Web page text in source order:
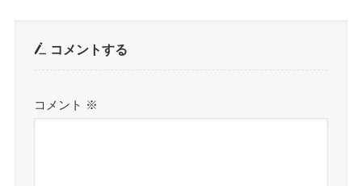
コメントする
コメント ※